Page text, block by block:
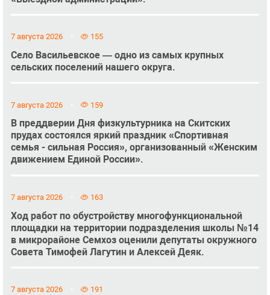
7 августа 2026 155
Село Васильевское — одно из самых крупных
сельских поселений нашего округа.
7 августа 2026 159
В преддверии Дня физкультурника на Скитских
прудах состоялся яркий праздник «Спортивная
семья - сильная Россия», организованный «Женским
движением Единой России».
7 августа 2026 163
Ход работ по обустройству многофункциональной
площадки на территории подразделения школы №14
в микрорайоне Семхоз оценили депутаты окружного
Совета Тимофей Лагутин и Алексей Деяк.
7 августа 2026 191